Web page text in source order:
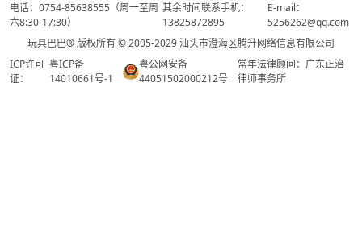
电话：0754-85638555（周一至周
六8:30-17:30）
其余时间联系手机：
13825872895
E-mail：
5256262@qq.com
玩具巴巴® 版权所有 © 2005-2029 汕头市澄海区腾升网络信息有限公司
ICP许可
证：
粤ICP备
14010661号-1
粤公网安备
44051502000212号
常年法律顾问：广东正治
律师事务所